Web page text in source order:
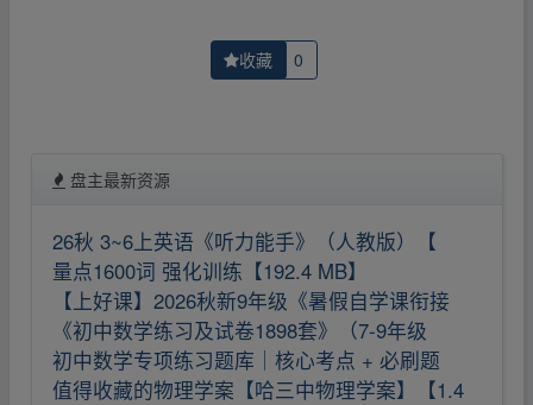
收藏 0
盘主最新资源
26秋 3~6上英语《听力能手》（人教版）【
量点1600词 强化训练【192.4 MB】
【上好课】2026秋新9年级《暑假自学课衔接
《初中数学练习及试卷1898套》（7-9年级
初中数学专项练习题库｜核心考点 + 必刷题
值得收藏的物理学案【哈三中物理学案】【1.4